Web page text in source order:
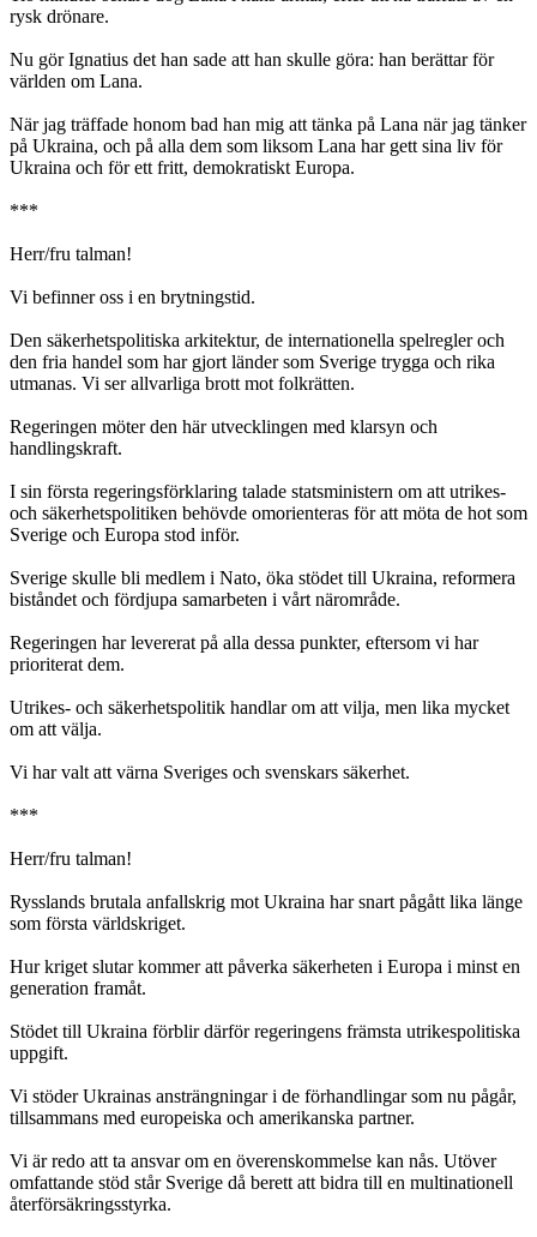
rysk drönare.
Nu gör Ignatius det han sade att han skulle göra: han berättar för
världen om Lana.
När jag träffade honom bad han mig att tänka på Lana när jag tänker
på Ukraina, och på alla dem som liksom Lana har gett sina liv för
Ukraina och för ett fritt, demokratiskt Europa.
***
Herr/fru talman!
Vi befinner oss i en brytningstid.
Den säkerhetspolitiska arkitektur, de internationella spelregler och
den fria handel som har gjort länder som Sverige trygga och rika
utmanas. Vi ser allvarliga brott mot folkrätten.
Regeringen möter den här utvecklingen med klarsyn och
handlingskraft.
I sin första regeringsförklaring talade statsministern om att utrikes-
och säkerhetspolitiken behövde omorienteras för att möta de hot som
Sverige och Europa stod inför.
Sverige skulle bli medlem i Nato, öka stödet till Ukraina, reformera
biståndet och fördjupa samarbeten i vårt närområde.
Regeringen har levererat på alla dessa punkter, eftersom vi har
prioriterat dem.
Utrikes- och säkerhetspolitik handlar om att vilja, men lika mycket
om att välja.
Vi har valt att värna Sveriges och svenskars säkerhet.
***
Herr/fru talman!
Rysslands brutala anfallskrig mot Ukraina har snart pågått lika länge
som första världskriget.
Hur kriget slutar kommer att påverka säkerheten i Europa i minst en
generation framåt.
Stödet till Ukraina förblir därför regeringens främsta utrikespolitiska
uppgift.
Vi stöder Ukrainas ansträngningar i de förhandlingar som nu pågår,
tillsammans med europeiska och amerikanska partner.
Vi är redo att ta ansvar om en överenskommelse kan nås. Utöver
omfattande stöd står Sverige då berett att bidra till en multinationell
återförsäkringsstyrka.